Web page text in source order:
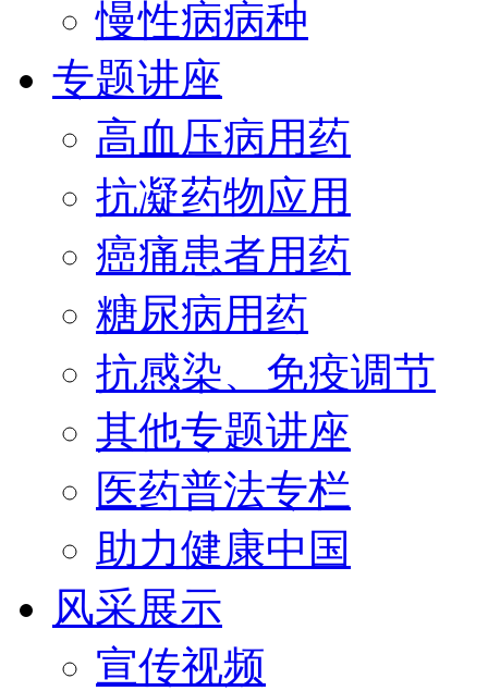
慢性病病种
专题讲座
高血压病用药
抗凝药物应用
癌痛患者用药
糖尿病用药
抗感染、免疫调节
其他专题讲座
医药普法专栏
助力健康中国
风采展示
宣传视频